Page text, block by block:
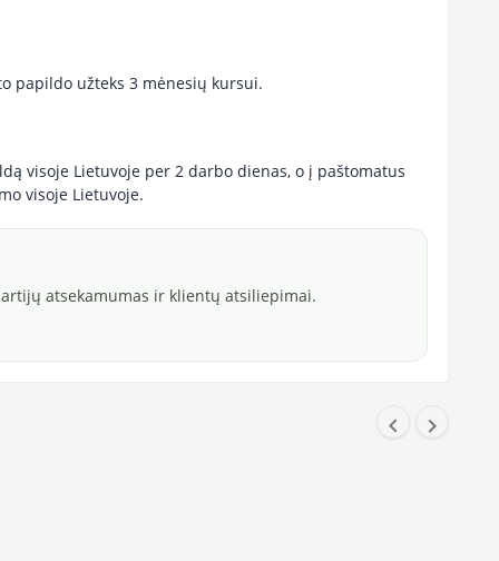
papildo užteks 3 mėnesių kursui.
visoje Lietuvoje per 2 darbo dienas, o į paštomatus
visoje Lietuvoje.
atsekamumas ir klientų atsiliepimai.
 